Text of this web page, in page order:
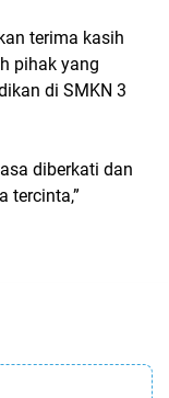
terima kasih
pihak yang
di SMKN 3
diberkati dan
tercinta,”